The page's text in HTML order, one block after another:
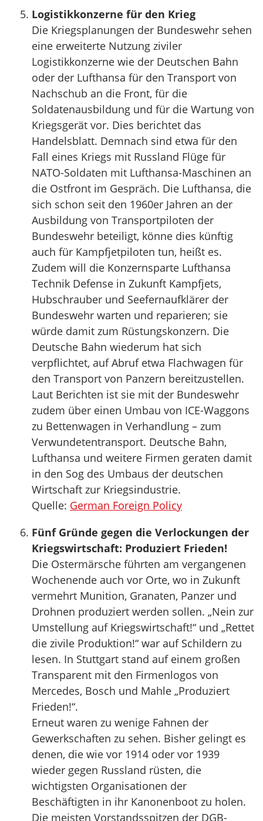
Logistikkonzerne für den Krieg
Die Kriegsplanungen der Bundeswehr sehen
eine erweiterte Nutzung ziviler
Logistikkonzerne wie der Deutschen Bahn
oder der Lufthansa für den Transport von
Nachschub an die Front, für die
Soldatenausbildung und für die Wartung von
Kriegsgerät vor. Dies berichtet das
Handelsblatt. Demnach sind etwa für den
Fall eines Kriegs mit Russland Flüge für
NATO-Soldaten mit Lufthansa-Maschinen an
die Ostfront im Gespräch. Die Lufthansa, die
sich schon seit den 1960er Jahren an der
Ausbildung von Transportpiloten der
Bundeswehr beteiligt, könne dies künftig
auch für Kampfjetpiloten tun, heißt es.
Zudem will die Konzernsparte Lufthansa
Technik Defense in Zukunft Kampfjets,
Hubschrauber und Seefernaufklärer der
Bundeswehr warten und reparieren; sie
würde damit zum Rüstungskonzern. Die
Deutsche Bahn wiederum hat sich
verpflichtet, auf Abruf etwa Flachwagen für
den Transport von Panzern bereitzustellen.
Laut Berichten ist sie mit der Bundeswehr
zudem über einen Umbau von ICE-Waggons
zu Bettenwagen in Verhandlung – zum
Verwundetentransport. Deutsche Bahn,
Lufthansa und weitere Firmen geraten damit
in den Sog des Umbaus der deutschen
Wirtschaft zur Kriegsindustrie.
Quelle: German Foreign Policy
Fünf Gründe gegen die Verlockungen der
Kriegswirtschaft: Produziert Frieden!
Die Ostermärsche führten am vergangenen
Wochenende auch vor Orte, wo in Zukunft
vermehrt Munition, Granaten, Panzer und
Drohnen produziert werden sollen. „Nein zur
Umstellung auf Kriegswirtschaft!“ und „Rettet
die zivile Produktion!“ war auf Schildern zu
lesen. In Stuttgart stand auf einem großen
Transparent mit den Firmenlogos von
Mercedes, Bosch und Mahle „Produziert
Frieden!“.
Erneut waren zu wenige Fahnen der
Gewerkschaften zu sehen. Bisher gelingt es
denen, die wie vor 1914 oder vor 1939
wieder gegen Russland rüsten, die
wichtigsten Organisationen der
Beschäftigten in ihr Kanonenboot zu holen.
Die meisten Vorstandsspitzen der DGB-